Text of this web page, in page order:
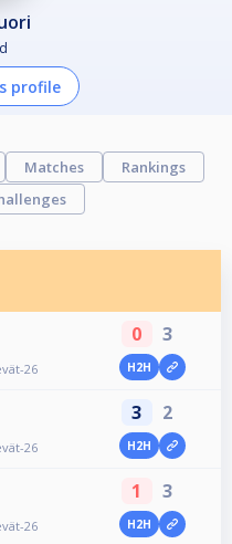
profile
Matches
Rankings
26
0 3
H2H
26
3 2
H2H
26
1 3
H2H